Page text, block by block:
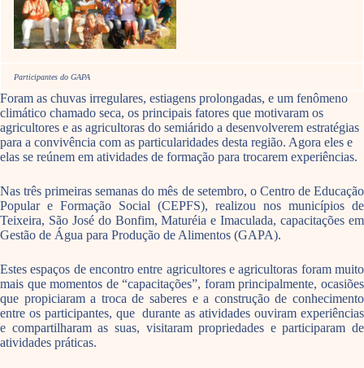
Participantes do GAPA
Foram as chuvas irregulares, estiagens prolongadas, e um fenômeno
climático chamado seca, os principais fatores que motivaram os
agricultores e as agricultoras do semiárido a desenvolverem estratégias
para a convivência com as particularidades desta região. Agora eles e
elas se reúnem em atividades de formação para trocarem experiências.
Nas três primeiras semanas do mês de setembro, o Centro de Educação
Popular e Formação Social (CEPFS), realizou nos municípios de
Teixeira, São José do Bonfim, Maturéia e Imaculada, capacitações em
Gestão de Água para Produção de Alimentos (GAPA).
Estes espaços de encontro entre agricultores e agricultoras foram muito
mais que momentos de “capacitações”, foram principalmente, ocasiões
que propiciaram a troca de saberes e a construção de conhecimento
entre os participantes, que durante as atividades ouviram experiências
e compartilharam as suas, visitaram propriedades e participaram de
atividades práticas.